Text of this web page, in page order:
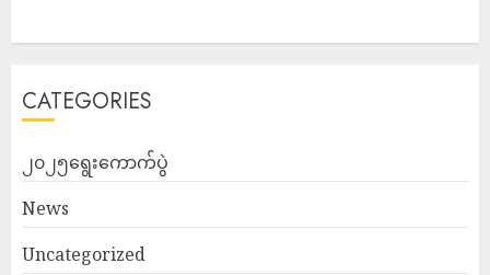
CATEGORIES
၂၀၂၅ရွေးကောက်ပွဲ
News
Uncategorized